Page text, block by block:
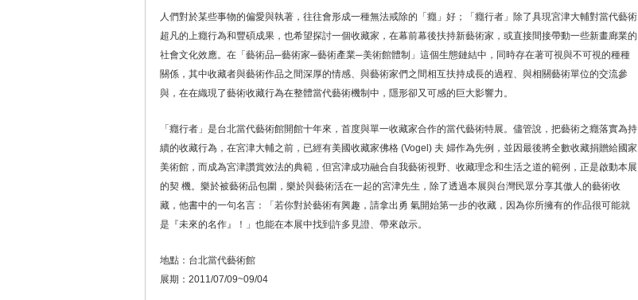
人們對於某些事物的偏愛與執著，往往會形成一種無法戒除的「癮」好；「癮行者」除了具現宮津大輔對當代藝術
超凡的上癮行為和豐碩成果，也希望探討一個收藏家，在幕前幕後扶持新藝術家，或直接間接帶動一些新畫廊業的
社會文化效應。在「藝術品─藝術家─藝術產業─美術館體制」這個生態鏈結中，同時存在著可視與不可視的種種
關係，其中收藏者與藝術作品之間深厚的情感、與藝術家們之間相互扶持成長的過程、與相關藝術單位的交流參
與，在在織現了藝術收藏行為在整體當代藝術機制中，隱形卻又可感的巨大影響力。
「癮行者」是台北當代藝術館開館十年來，首度與單一收藏家合作的當代藝術特展。儘管說，把藝術之癮落實為持
續的收藏行為，在宮津大輔之前，已經有美國收藏家佛格 (Vogel) 夫 婦作為先例，並因最後將全數收藏捐贈給國家
美術館，而成為宮津讚賞效法的典範，但宮津成功融合自我藝術視野、收藏理念和生活之道的範例，正是啟動本展
的契 機。樂於被藝術品包圍，樂於與藝術活在一起的宮津先生，除了透過本展與台灣民眾分享其傲人的藝術收
藏，他書中的一句名言：「若你對於藝術有興趣，請拿出勇 氣開始第一步的收藏，因為你所擁有的作品很可能就
是『未來的名作』！」也能在本展中找到許多見證、帶來啟示。
地點：台北當代藝術館
展期：2011/07/09~09/04